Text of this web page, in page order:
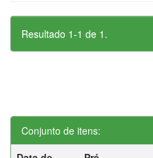
Resultado 1-1 de 1.
Conjunto de itens: